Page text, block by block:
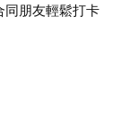
同朋友輕鬆打卡